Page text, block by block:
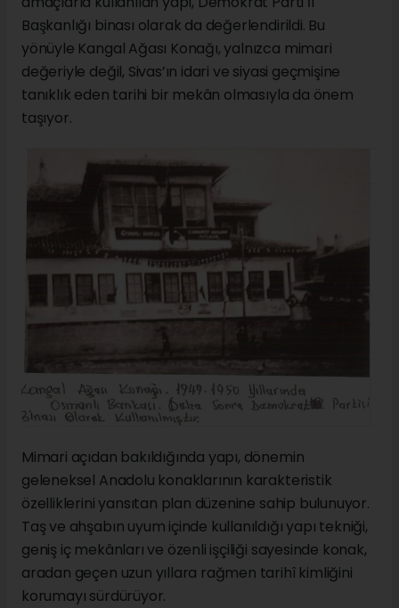
Başkanlığı binası olarak da değerlendirildi. Bu
yönüyle Kangal Ağası Konağı, yalnızca mimari
değeriyle değil, Sivas’ın idari ve siyasi geçmişine
tanıklık eden tarihi bir mekân olmasıyla da önem
taşıyor.
Mimari açıdan bakıldığında yapı, dönemin
geleneksel Anadolu konaklarının karakteristik
özelliklerini yansıtan plan düzenine sahip bulunuyor.
Taş ve ahşabın uyum içinde kullanıldığı yapı tekniği,
geniş iç mekânları ve özenli işçiliği sayesinde konak,
aradan geçen uzun yıllara rağmen tarihî kimliğini
korumayı sürdürüyor.